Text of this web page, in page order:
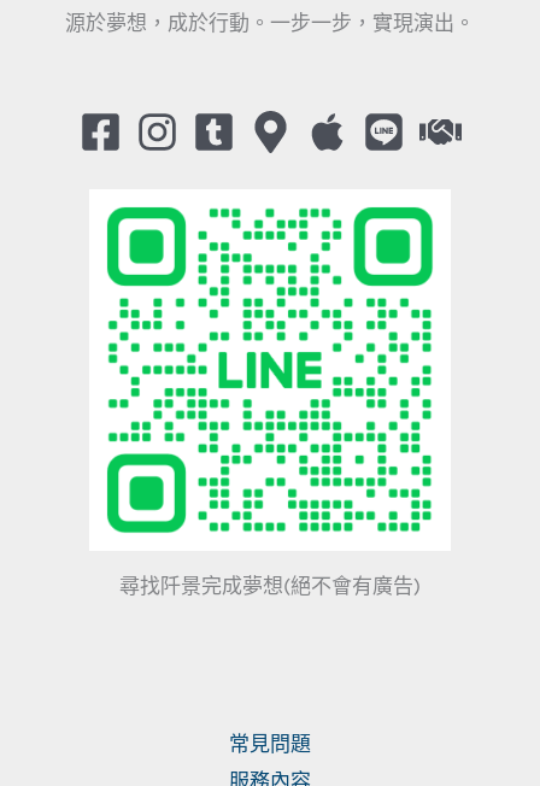
源於夢想，成於行動。一步一步，實現演出。
尋找阡景完成夢想(絕不會有廣告)
常見問題